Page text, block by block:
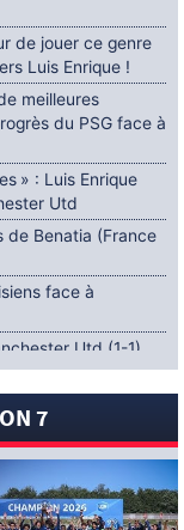
de jouer ce genre
Luis Enrique !
meilleures
du PSG face à
» : Luis Enrique
Utd
de Benatia (France
face à
Utd (1-1)
au PSG dans
7